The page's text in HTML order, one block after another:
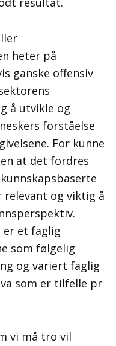
heter på
ganske offensiv
å utvikle og
forståelse
For kunne
at det fordres
og viktig å
er et faglig
som følgelig
og variert faglig
som er tilfelle pr
vi må tro vil